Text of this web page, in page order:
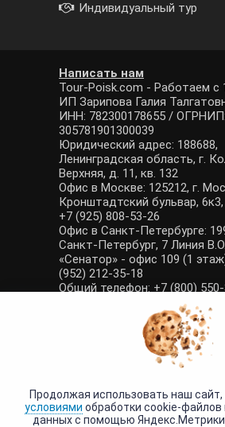
Индивидуальный тур
Написать нам
Tour-Poisk.com - Работаем с
ИП Зарипова Галия
ИНН: 782300178655 / ОГРНИП:
305781901300039
Юридический адрес: 188688,
Ленинградская область, г.
Верхняя, д. 11, кв. 132
Офис в Москве: 125212, г.
Кронштадтский бульвар,
+7 (925) 808-53-26
Офис в Санкт-Петербурге:
Санкт-Петербург, 7 Линия
«Сенатор» - офис 109 (1
(952) 212-35-18
Общий телефон: +7 (800)
E-mail: manager@tour-
вопросы), admin@tour-
Номер в Общероссийском
туристических агентств: РТА
Политика
Продолжая использовать наш сайт,
условиями обработки cookie-файлов
данных с помощью